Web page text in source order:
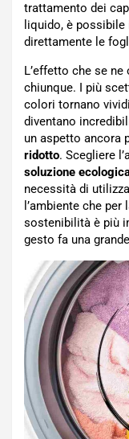
trattamento dei
liquido, è
direttamente le
L’effetto che se
chiunque. I più
colori tornano
diventano
un aspetto ancora
ridotto. Scegliere
soluzione
necessità di
l’ambiente che
sostenibilità è più
gesto fa una